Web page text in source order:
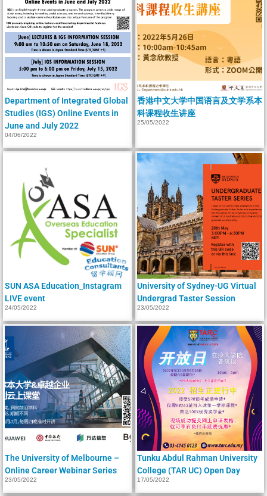
Department of Integrated Global
Studies (IGS) Online Events in
June and July 2022
04/06/2022
香港中文大学中国语言及文学系本
科课程收生讲座
25/05/2022
SUN ASA Education_Instagram
LIVE event
24/05/2022
University of Sydney-UG Virtual
Undergrad Taster Session
23/05/2022
The University of Melbourne –
Online Career Webinar Series
23/05/2022
Tunku Abdul Rahman University
College (TAR UC) Open Day
17/05/2022